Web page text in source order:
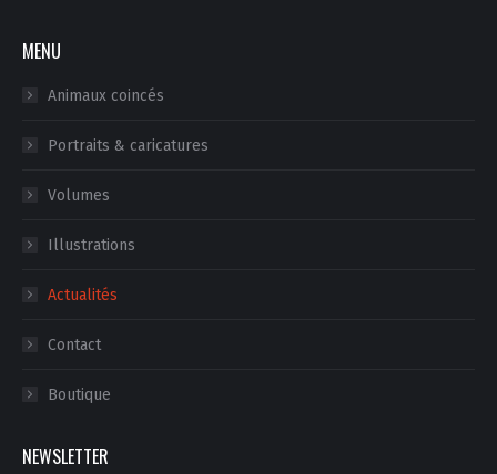
MENU
Animaux coincés
Portraits & caricatures
Volumes
Illustrations
Actualités
Contact
Boutique
NEWSLETTER